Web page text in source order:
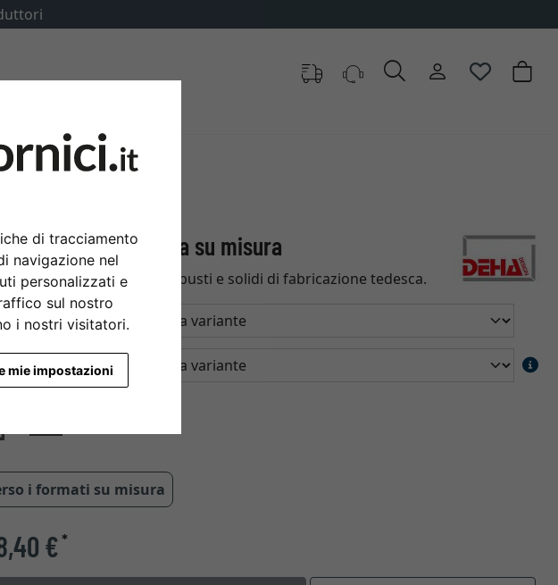
di tracciamento
navigazione nel
personalizzati e
sul nostro
i nostri visitatori.
mie impostazioni
in alluminio Vega su misura
DEHA Design sono robusti e solidi di fabricazione tedesca.
di vetro
i formati su misura
€*